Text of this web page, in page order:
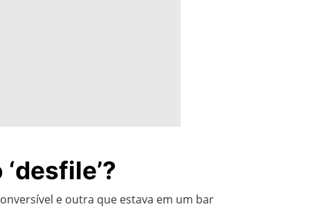
e outra que estava em um bar